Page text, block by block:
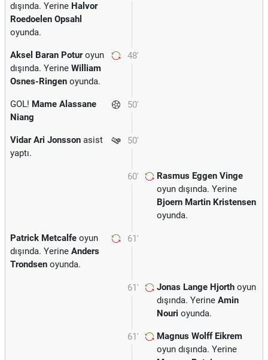
dışında. Yerine Halvor
Roedoelen Opsahl
oyunda.
48'
Aksel Baran Poturoyun
dışında. Yerine William
Osnes-Ringen oyunda.
50'
GOL! Mame Alassane
Niang
50'
Vidar Ari Jonsson asist
yaptı.
60'
Rasmus Eggen Vinge
oyun dışında. Yerine
Bjoern Martin Kristensen
oyunda.
61'
Patrick Metcalfe oyun
dışında. Yerine Anders
Trondsen oyunda.
61' Jonas Lange Hjorth oyun
dışında. Yerine Amin
Nouri oyunda.
61'
Magnus Wolff Eikrem
oyun dışında. Yerine